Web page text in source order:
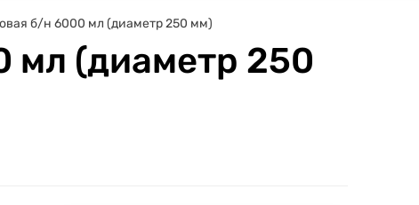
б/н 6000 мл (диаметр 250 мм)
мл (диаметр 250